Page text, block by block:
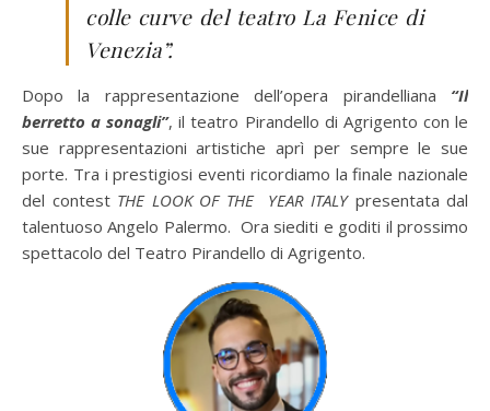
colle curve del teatro La Fenice di
Venezia”.
Dopo la rappresentazione dell’opera pirandelliana “Il
berretto a sonagli”, il teatro Pirandello di Agrigento con le
sue rappresentazioni artistiche aprì per sempre le sue
porte. Tra i prestigiosi eventi ricordiamo la finale nazionale
del contest THE LOOK OF THE YEAR ITALYpresentata dal
talentuoso Angelo Palermo. Ora siediti e goditi il prossimo
spettacolo del Teatro Pirandello di Agrigento.